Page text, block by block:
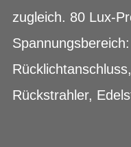
zugleich. 80 Lux-
Rückstrahler,